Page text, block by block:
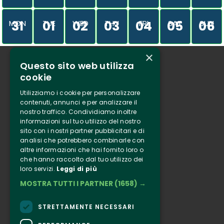
MON
31 TUE
01 WED
02 THU
03 FRI
04 SAT
05 SUN
06
Who we are
Tenuta Selvaggia
Contacts
Online ticketing
Clappit
Information
Follow Us
Facebook
×
Questo sito web utilizza
cookie
Utilizziamo i cookie per personalizzare
contenuti, annunci e per analizzare il
nostro traffico. Condividiamo inoltre
informazioni sul tuo utilizzo del nostro
sito con i nostri partner pubblicitari e di
analisi che potrebbero combinarle con
altre informazioni che hai fornito loro o
che hanno raccolto dal tuo utilizzo dei
loro servizi. Leggi di più
MOSTRA TUTTI I PARTNER (1658) →
STRETTAMENTE NECESSARI